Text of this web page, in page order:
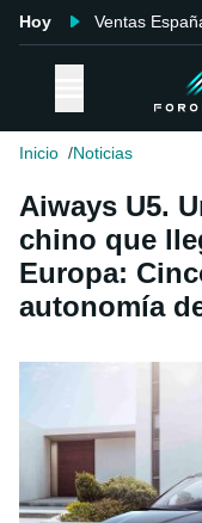
Hoy Ventas
Inicio Noticias
Aiways U5.
chino que
Europa:
autonomía